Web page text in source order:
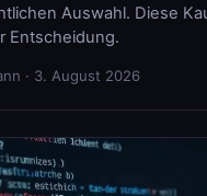
Auswahl. Diese
Entscheidung.
· 3. August 2026